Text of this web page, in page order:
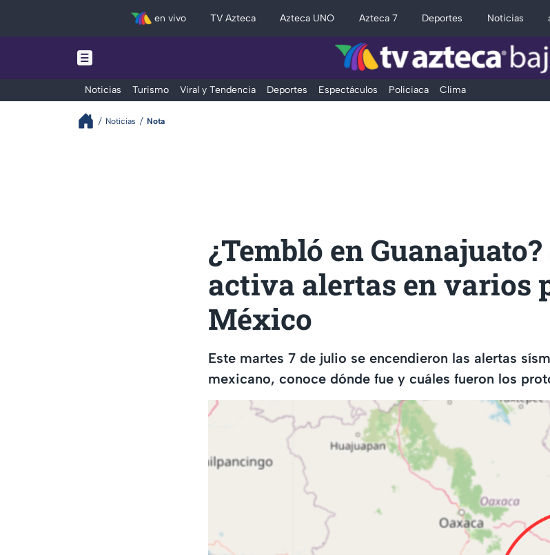
en vivo TV Azteca Azteca UNO Azteca 7 Deportes Noticias
Noticias Turismo Viral y Tendencia Deportes Espectáculos Policiaca Clima
Noticias Nota
¿Tembló en
activa alertas en varios
México
Este martes 7 de julio se encendieron las alertas
mexicano, conoce dónde fue y cuáles fueron los